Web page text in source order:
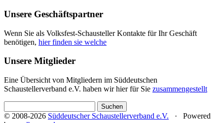
Unsere Geschäftspartner
Wenn Sie als Volksfest-Schausteller Kontakte für Ihr Geschäft
benötigen, hier finden sie welche
Unsere Mitglieder
Eine Übersicht von Mitgliedern im Süddeutschen
Schaustellerverband e.V. haben wir hier für Sie zusammengestellt
nach:
© 2008-2026 Süddeutscher Schaustellerverband e.V. · Powered